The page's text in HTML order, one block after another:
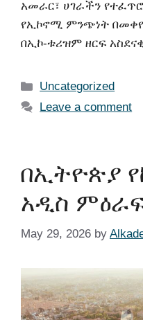
አመራር፣ ሀገራችን
የኢኮኖሚ ምንጭነት
በኢኮ-ቱሪዝም ዘርፍ
Uncategorized
Leave a comment
በኢትዮጵያ
አዲስ
May 29, 2026 by